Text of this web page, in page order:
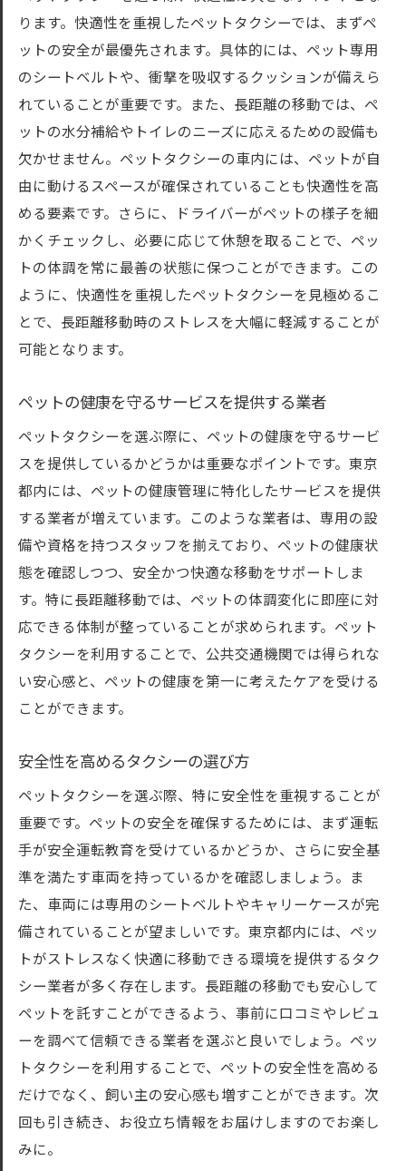
ります。快適性を重視したペットタクシーでは、まずペ
ットの安全が最優先されます。具体的には、ペット専用
のシートベルトや、衝撃を吸収するクッションが備えら
れていることが重要です。また、長距離の移動では、ペ
ットの水分補給やトイレのニーズに応えるための設備も
欠かせません。ペットタクシーの車内には、ペットが自
由に動けるスペースが確保されていることも快適性を高
める要素です。さらに、ドライバーがペットの様子を細
かくチェックし、必要に応じて休憩を取ることで、ペッ
トの体調を常に最善の状態に保つことができます。この
ように、快適性を重視したペットタクシーを見極めるこ
とで、長距離移動時のストレスを大幅に軽減することが
可能となります。
ペットの健康を守るサービスを提供する業者
ペットタクシーを選ぶ際に、ペットの健康を守るサービ
スを提供しているかどうかは重要なポイントです。東京
都内には、ペットの健康管理に特化したサービスを提供
する業者が増えています。このような業者は、専用の設
備や資格を持つスタッフを揃えており、ペットの健康状
態を確認しつつ、安全かつ快適な移動をサポートしま
す。特に長距離移動では、ペットの体調変化に即座に対
応できる体制が整っていることが求められます。ペット
タクシーを利用することで、公共交通機関では得られな
い安心感と、ペットの健康を第一に考えたケアを受ける
ことができます。
安全性を高めるタクシーの選び方
ペットタクシーを選ぶ際、特に安全性を重視することが
重要です。ペットの安全を確保するためには、まず運転
手が安全運転教育を受けているかどうか、さらに安全基
準を満たす車両を持っているかを確認しましょう。ま
た、車両には専用のシートベルトやキャリーケースが完
備されていることが望ましいです。東京都内には、ペッ
トがストレスなく快適に移動できる環境を提供するタク
シー業者が多く存在します。長距離の移動でも安心して
ペットを託すことができるよう、事前に口コミやレビュ
ーを調べて信頼できる業者を選ぶと良いでしょう。ペッ
トタクシーを利用することで、ペットの安全性を高める
だけでなく、飼い主の安心感も増すことができます。次
回も引き続き、お役立ち情報をお届けしますのでお楽し
みに。